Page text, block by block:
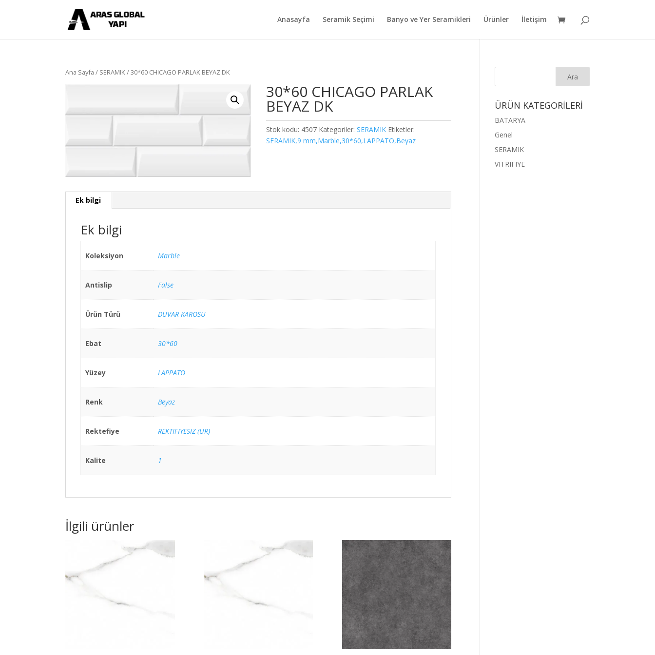
Anasayfa Seramik Seçimi Banyo ve Yer Seramikleri Ürünler İletişim
Ana Sayfa / SERAMIK/ 30*60 CHICAGO PARLAK BEYAZ DK
30*60 CHICAGO PARLAK
BEYAZ DK
Stok kodu: 4507 Kategoriler:SERAMIK Etiketler:
SERAMIK,9 mm,Marble,30*60,LAPPATO,Beyaz
Ek bilgi
Ek bilgi
Koleksiyon Marble
Antislip False
Ürün Türü DUVAR KAROSU
Ebat 30*60
Yüzey LAPPATO
Renk Beyaz
Rektefiye REKTIFIYESIZ (UR)
Kalite 1
İlgili ürünler
ÜRÜN KATEGORİLERİ
BATARYA
Genel
SERAMIK
VITRIFIYE